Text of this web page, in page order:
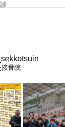
２０２３ 棒高跳
にし鍼灸接骨院》
接骨院